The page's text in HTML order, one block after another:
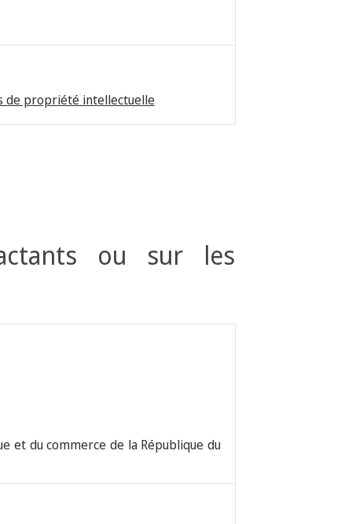
de propriété intellectuelle
ou sur les
et du commerce de la République du